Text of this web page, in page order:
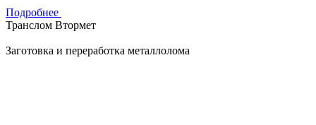
Подробнее
Транслом Втормет
Заготовка и переработка металлолома